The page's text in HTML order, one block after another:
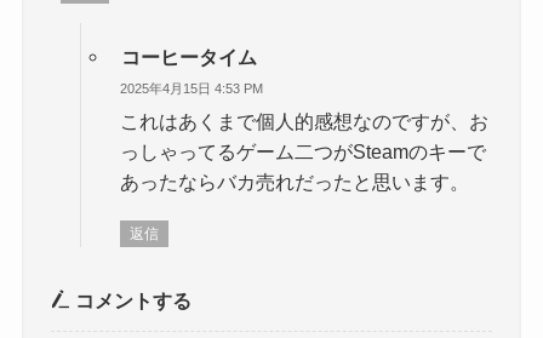
コーヒータイム
2025年4月15日 4:53 PM
これはあくまで個人的感想なのですが、お
っしゃってるゲーム二つがSteamのキーで
あったならバカ売れだったと思います。
返信
コメントする